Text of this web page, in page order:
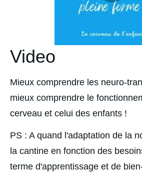
Video
Mieux comprendre les neuro-
mieux comprendre le
cerveau et celui des enfants !
PS : A quand l'adaptation de la
la cantine en fonction des
terme d'apprentissage et de